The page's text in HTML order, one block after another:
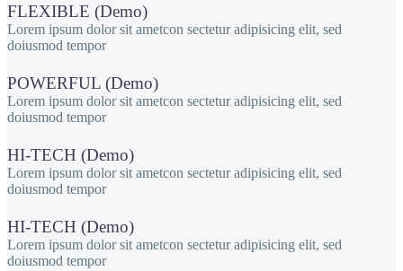
FLEXIBLE (Demo)
Lorem ipsum dolor sit ametcon sectetur adipisicing elit, sed
doiusmod tempor
POWERFUL (Demo)
Lorem ipsum dolor sit ametcon sectetur adipisicing elit, sed
doiusmod tempor
HI-TECH (Demo)
Lorem ipsum dolor sit ametcon sectetur adipisicing elit, sed
doiusmod tempor
HI-TECH (Demo)
Lorem ipsum dolor sit ametcon sectetur adipisicing elit, sed
doiusmod tempor